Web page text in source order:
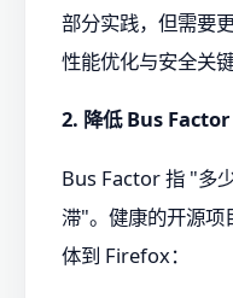
部分实践，但需要
性能优化与安全关
2. 降低 Bus Factor
Bus Factor 指 "多
滞"。健康的开源
体到 Firefox：